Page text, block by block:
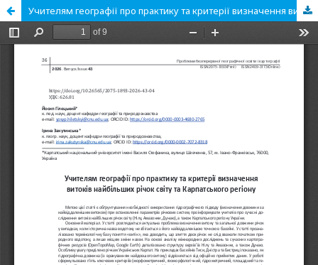
Учителям географії про практику та критерії визначення витоків найбільших річок світу та Карпатського регіону